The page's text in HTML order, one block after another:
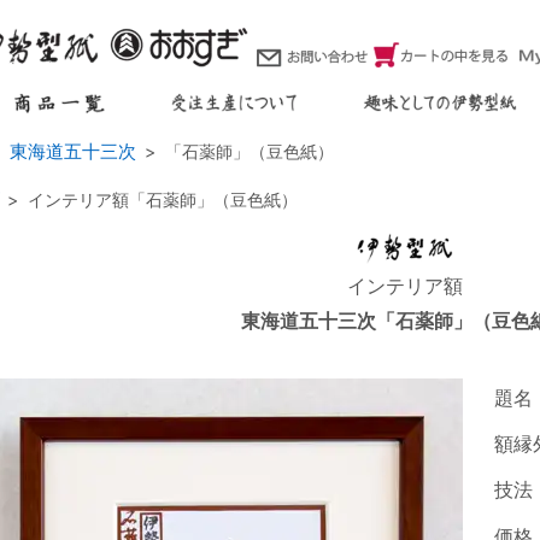
東海道五十三次 「石薬師」（豆色紙）
インテリア額「石薬師」（豆色紙）
インテリア額
東海道五十三次「石薬師」（豆色
題名
額縁
技法